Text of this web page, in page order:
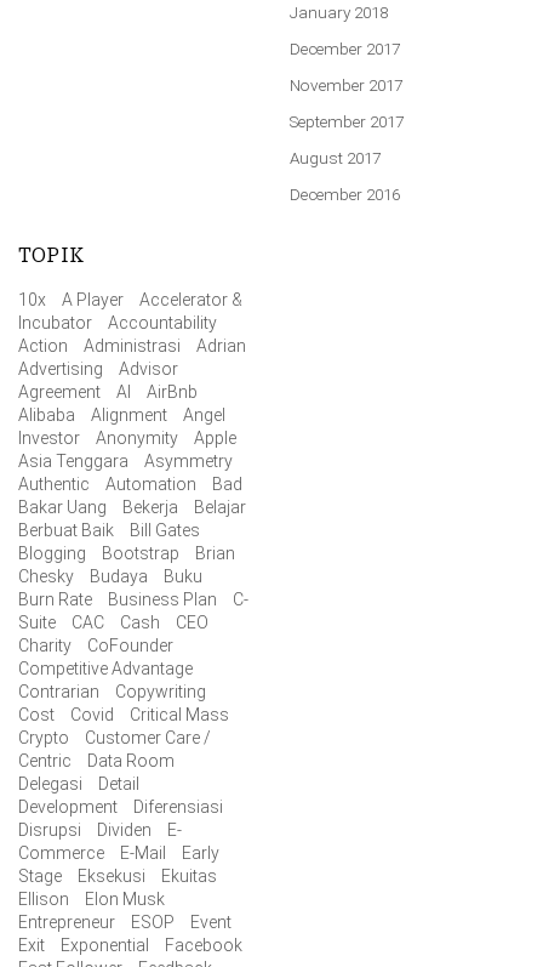
January 2018
December 2017
November 2017
September 2017
August 2017
December 2016
TOPIK
10x A Player
Accelerator &
Incubator
Accountability
Action
Administrasi
Adrian
Advertising
Advisor
Agreement
AI
AirBnb
Alibaba
Alignment
Angel
Investor
Anonymity
Apple
Asia Tenggara
Asymmetry
Authentic
Automation
Bad
Bakar Uang
Bekerja
Belajar
Berbuat Baik
Bill Gates
Blogging
Bootstrap
Brian
Chesky
Budaya
Buku
Burn Rate
Business Plan
C-
Suite
CAC Cash
CEO
Charity
CoFounder
Competitive Advantage
Contrarian
Copywriting
Cost
Covid
Critical Mass
Crypto
Customer Care /
Centric
Data Room
Delegasi
Detail
Development
Diferensiasi
Disrupsi
Dividen
E-
Commerce
E-Mail
Early
Stage
Eksekusi
Ekuitas
Ellison
Elon Musk
Entrepreneur
ESOP
Event
Exit
Exponential
Facebook